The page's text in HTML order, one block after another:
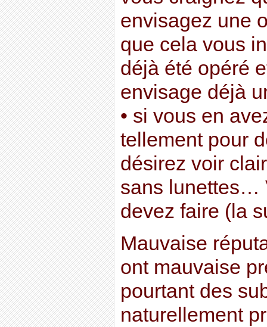
envisagez une
que cela vous
déjà été opéré
envisage déjà
• si vous en
tellement pour
désirez voir
sans lunettes…
devez faire (la
Mauvaise
ont mauvaise
pourtant des
naturellement